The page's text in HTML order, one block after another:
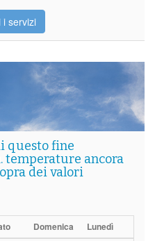
i servizi
questo fine
temperature ancora
dei valori
Domenica Lunedì